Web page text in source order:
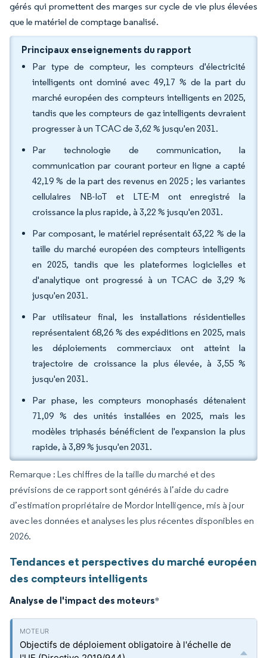
gérés qui promettent des marges sur cycle de vie plus élevées
que le matériel de comptage banalisé.
Principaux enseignements du rapport
Par type de compteur, les compteurs d'électricité
intelligents ont dominé avec 49,17 % de la part du
marché européen des compteurs intelligents en 2025,
tandis que les compteurs de gaz intelligents devraient
progresser à un TCAC de 3,62 % jusqu'en 2031.
Par technologie de communication, la
communication par courant porteur en ligne a capté
42,19 % de la part des revenus en 2025 ; les variantes
cellulaires NB-IoT et LTE-M ont enregistré la
croissance la plus rapide, à 3,22 % jusqu'en 2031.
Par composant, le matériel représentait 63,22 % de la
taille du marché européen des compteurs intelligents
en 2025, tandis que les plateformes logicielles et
d'analytique ont progressé à un TCAC de 3,29 %
jusqu'en 2031.
Par utilisateur final, les installations résidentielles
représentaient 68,26 % des expéditions en 2025, mais
les déploiements commerciaux ont atteint la
trajectoire de croissance la plus élevée, à 3,55 %
jusqu'en 2031.
Par phase, les compteurs monophasés détenaient
71,09 % des unités installées en 2025, mais les
modèles triphasés bénéficient de l'expansion la plus
rapide, à 3,89 % jusqu'en 2031.
Remarque : Les chiffres de la taille du marché et des
prévisions de ce rapport sont générés à l’aide du cadre
d’estimation propriétaire de Mordor Intelligence, mis à jour
avec les données et analyses les plus récentes disponibles en
2026.
Tendances et perspectives du marché européen
des compteurs intelligents
Analyse de l'impact des moteurs*
Objectifs de déploiement obligatoire à l'échelle de